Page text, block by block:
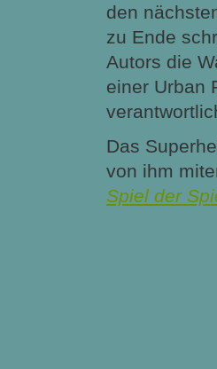
den
zu Ende
Autors die
einer Urban
Das
von ihm
Spiel der